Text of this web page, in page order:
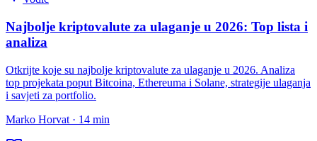
Najbolje kriptovalute za ulaganje u 2026: Top lista i
analiza
Otkrijte koje su najbolje kriptovalute za ulaganje u 2026. Analiza
top projekata poput Bitcoina, Ethereuma i Solane, strategije ulaganja
i savjeti za portfolio.
Marko Horvat · 14 min